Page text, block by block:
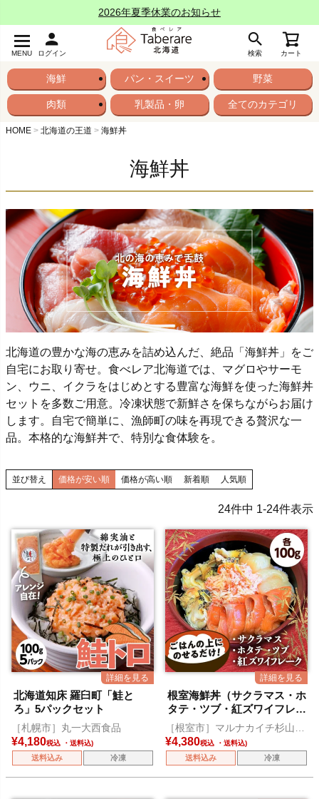
2026年夏季休業のお知らせ
MENU ログイン 検索 カート
海鮮 パン・スイーツ 野菜
肉類 乳製品・卵 全てのカテゴリ
HOME 北海道の王道 海鮮丼
海鮮丼
北海道の豊かな海の恵みを詰め込んだ、絶品「海鮮丼」をご
自宅にお取り寄せ。食べレア北海道では、マグロやサーモ
ン、ウニ、イクラをはじめとする豊富な海鮮を使った海鮮丼
セットを多数ご用意。冷凍状態で新鮮さを保ちながらお届け
します。自宅で簡単に、漁師町の味を再現できる贅沢な一
品。本格的な海鮮丼で、特別な食体験を。
並び替え 価格が安い順 価格が高い順 新着順 人気順
24件中 1-24件表示
北海道知床 羅臼町「鮭と
ろ」5パックセット
［札幌市］丸一大西食品
¥4,180税込
送料込み 冷凍
根室海鮮丼（サクラマス・ホ
タテ・ツブ・紅ズワイフレー
ク）
［根室市］マルナカイチ杉山水
産
¥4,380税込
送料込み 冷凍